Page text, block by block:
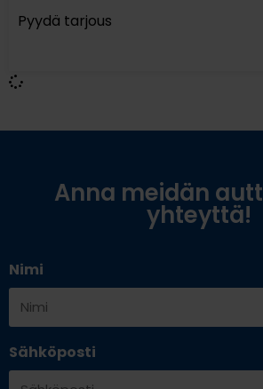
Pyydä tarjous
Anna meidän
yhteyttä!
Nimi
Sähköposti